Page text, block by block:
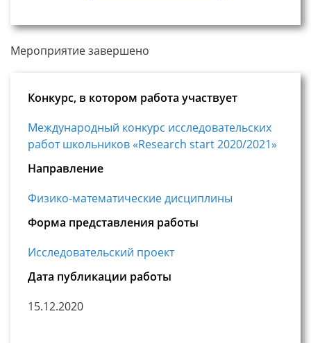
Мероприятие завершено
Конкурс, в котором работа участвует
Международный конкурс исследовательских
работ школьников «Research start 2020/2021»
Направление
Физико-математические дисциплины
Форма представления работы
Исследовательский проект
Дата публикации работы
15.12.2020